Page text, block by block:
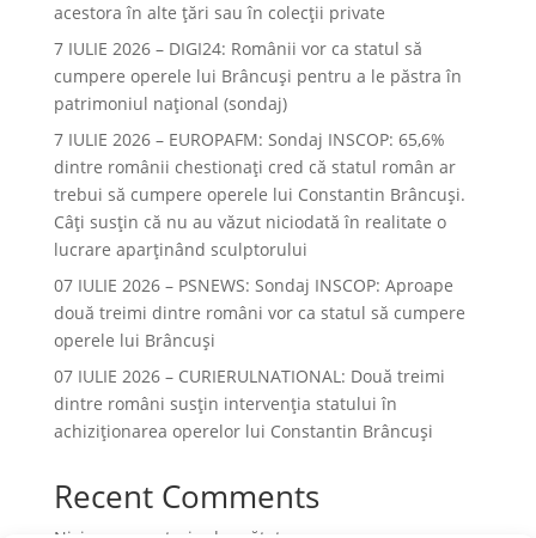
acestora în alte ţări sau în colecţii private
7 IULIE 2026 – DIGI24: Românii vor ca statul să
cumpere operele lui Brâncuși pentru a le păstra în
patrimoniul național (sondaj)
7 IULIE 2026 – EUROPAFM: Sondaj INSCOP: 65,6%
dintre românii chestionați cred că statul român ar
trebui să cumpere operele lui Constantin Brâncuși.
Câți susțin că nu au văzut niciodată în realitate o
lucrare aparținând sculptorului
07 IULIE 2026 – PSNEWS: Sondaj INSCOP: Aproape
două treimi dintre români vor ca statul să cumpere
operele lui Brâncuși
07 IULIE 2026 – CURIERULNATIONAL: Două treimi
dintre români susțin intervenția statului în
achiziționarea operelor lui Constantin Brâncuși
Recent Comments